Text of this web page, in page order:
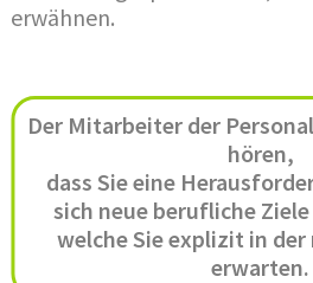
erwähnen.
Der Mitarbeiter der
hören,
dass Sie eine
sich neue berufliche
welche Sie explizit in
erwarten.